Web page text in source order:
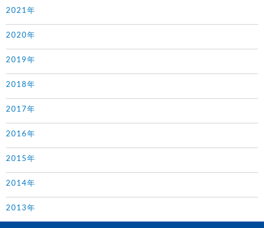
2021年
2020年
2019年
2018年
2017年
2016年
2015年
2014年
2013年